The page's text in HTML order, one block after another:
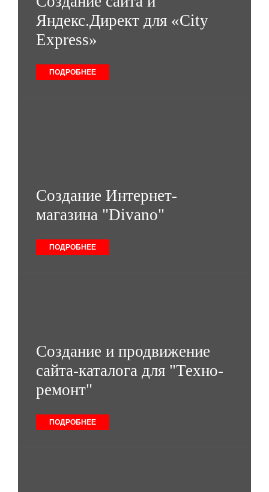
Яндекс.Директ для «City
Express»
ПОДРОБНЕЕ
Создание Интернет-
магазина "Divano"
ПОДРОБНЕЕ
Создание и продвижение
сайта-каталога для "Техно-
ремонт"
ПОДРОБНЕЕ